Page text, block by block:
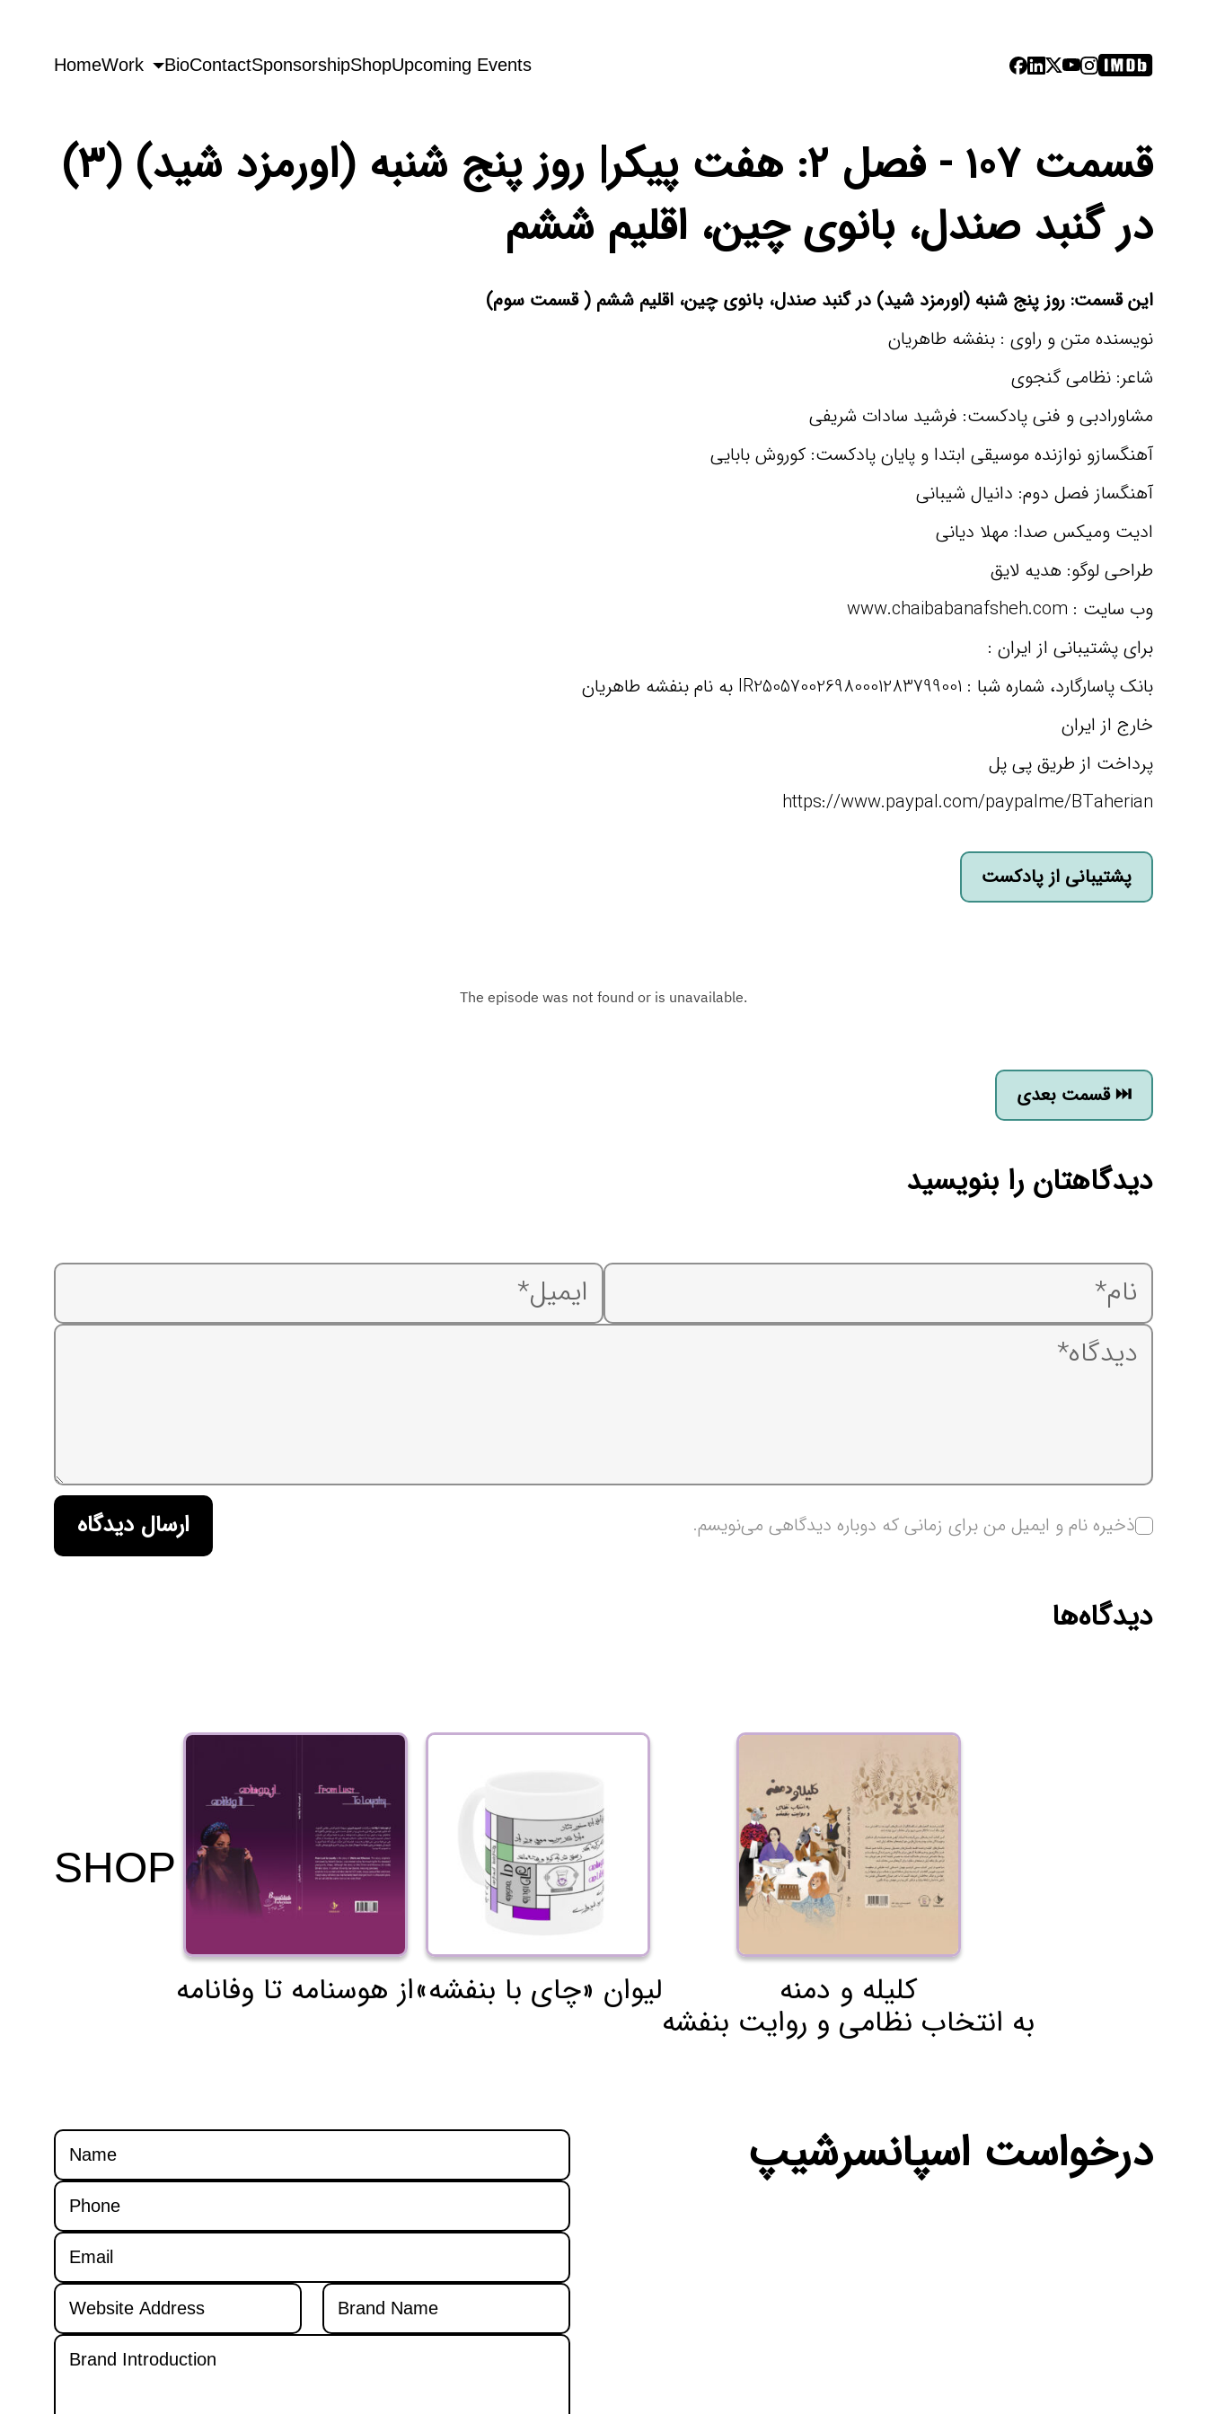
HomeWork BioContactSponsorshipShopUpcoming Events
(۳) قسمت ۱۰۷ - فصل ۲: هفت پیکر| روز پنج شنبه (اورمزد شید)
در گنبد صندل، بانوی چین، اقلیم ششم
این قسمت: روز پنج شنبه (اورمزد شید) در گنبد صندل، بانوی چین، اقلیم ششم ( قسمت سوم)
نویسنده متن و راوی : بنفشه طاهریان
شاعر: نظامی گنجوی
مشاورادبی و فنی پادکست: فرشید سادات شریفی
آهنگسازو نوازنده موسیقی ابتدا و پایان پادکست: کوروش بابایی
آهنگساز فصل دوم: دانیال شیبانی
ادیت ومیکس صدا: مهلا دیانی
طراحی لوگو: هدیه لایق
وب سايت : www.chaibabanafsheh.com
برای پشتیبانی از ایران :
بانک پاسارگارد، شماره شبا : IR250570026980001283799001 به نام بنفشه طاهریان
خارج از ایران
پرداخت از طریق پی پل
https://www.paypal.com/paypalme/BTaherian
پشتیبانی از پادکست
قسمت بعدی ⏭
دیدگاهتان را بنویسید
ذخیره نام و ایمیل من برای زمانی که دوباره دیدگاهی می‌نویسم. ارسال دیدگاه
دیدگاه‌ها
SHOP
از هوسنامه تا وفانامه «لیوان «چای با بنفشه کلیله و دمنه
به انتخاب نظامی و روایت بنفشه
درخواست اسپانسرشیپ